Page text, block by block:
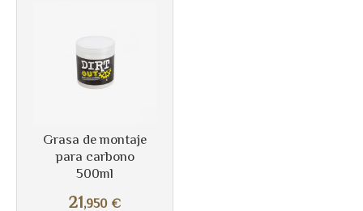
Grasa de montaje
para carbono
500ml
21,950 €
Más info